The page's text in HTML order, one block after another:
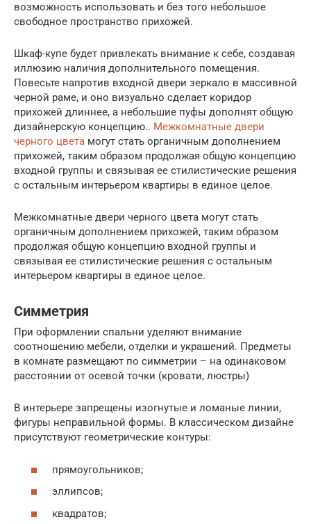
возможность использовать и без того небольшое
свободное пространство прихожей.
Шкаф-купе будет привлекать внимание к себе, создавая
иллюзию наличия дополнительного помещения.
Повесьте напротив входной двери зеркало в массивной
черной раме, и оно визуально сделает коридор
прихожей длиннее, а небольшие пуфы дополнят общую
дизайнерскую концепцию.. Межкомнатные двери
черного цвета могут стать органичным дополнением
прихожей, таким образом продолжая общую концепцию
входной группы и связывая ее стилистические решения
с остальным интерьером квартиры в единое целое.
Межкомнатные двери черного цвета могут стать
органичным дополнением прихожей, таким образом
продолжая общую концепцию входной группы и
связывая ее стилистические решения с остальным
интерьером квартиры в единое целое.
Симметрия
При оформлении спальни уделяют внимание
соотношению мебели, отделки и украшений. Предметы
в комнате размещают по симметрии – на одинаковом
расстоянии от осевой точки (кровати, люстры)
В интерьере запрещены изогнутые и ломаные линии,
фигуры неправильной формы. В классическом дизайне
присутствуют геометрические контуры:
прямоугольников;
эллипсов;
квадратов;